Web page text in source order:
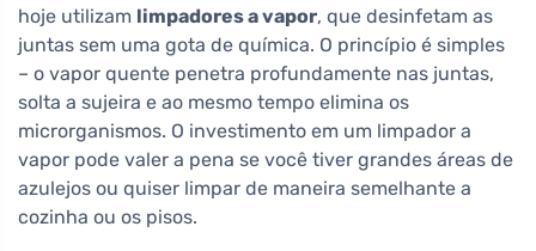
hoje utilizam limpadores a vapor, que desinfetam as
juntas sem uma gota de química. O princípio é simples
– o vapor quente penetra profundamente nas juntas,
solta a sujeira e ao mesmo tempo elimina os
microrganismos. O investimento em um limpador a
vapor pode valer a pena se você tiver grandes áreas de
azulejos ou quiser limpar de maneira semelhante a
cozinha ou os pisos.